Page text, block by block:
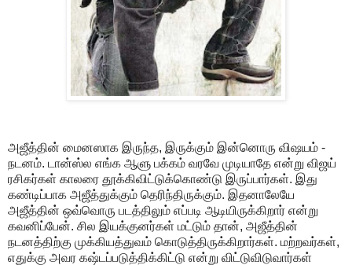
அஜீத்தின் மைனஸாக இருந்த, இருக்கும் இன்னொரு விஷயம் -
நடனம். டான்ஸ்ல எங்க ஆளு பக்கம் வரவே முடியாதே என்று விஜய்
ரசிகர்கள் காலரை தூக்கிவிட்டுக்கொண்டு இருப்பார்கள். இது
கண்டிப்பாக அஜீத்துக்கும் தெரிந்திருக்கும். இதனாலேயே
அஜீத்தின் ஒவ்வொரு படத்திலும் எப்படி ஆடியிருக்கிறார் என்று
கவனிப்பேன். சில இயக்குனர்கள் மட்டும் தான், அஜீத்தின்
நடனத்திற்கு முக்கியத்துவம் கொடுத்திருக்கிறார்கள். மற்றவர்கள்,
எதுக்கு அவர கஷ்டப்படுத்திக்கிட்டு என்று விட்டுவிடுவார்கள்